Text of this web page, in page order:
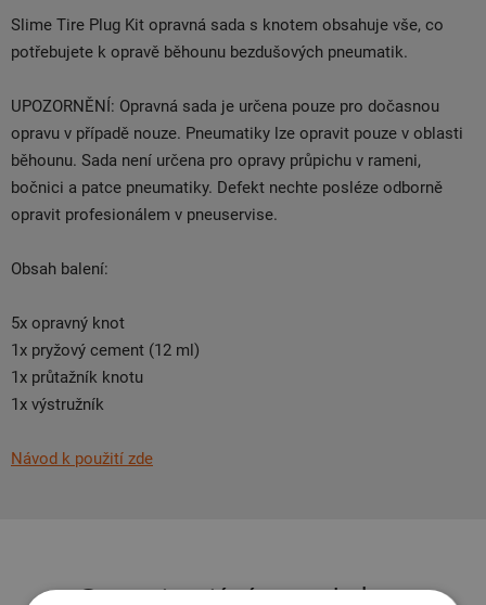
Slime Tire Plug Kit opravná sada s knotem obsahuje vše, co
potřebujete k opravě běhounu bezdušových pneumatik.
UPOZORNĚNÍ: Opravná sada je určena pouze pro dočasnou
opravu v případě nouze. Pneumatiky lze opravit pouze v oblasti
běhounu. Sada není určena pro opravy průpichu v rameni,
bočnici a patce pneumatiky. Defekt nechte posléze odborně
opravit profesionálem v pneuservise.
Obsah balení:
5x opravný knot
1x pryžový cement (12 ml)
1x průtažník knotu
1x výstružník
Návod k použití zde